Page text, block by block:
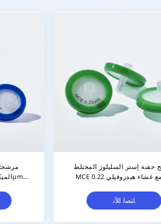
هيدروفيلية غير عقيمة 100pcs/Pk
مرشحات حقنة PVDF هيدروفيلية
معقمة 0.22μM 33mm مع زلقة لوير
ﺎﺘﺼﻟ ﺍﻶﻧ